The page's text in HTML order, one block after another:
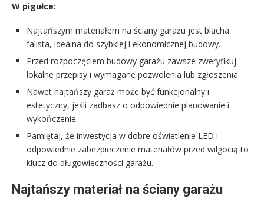
W pigułce:
Najtańszym materiałem na ściany garażu jest blacha
falista, idealna do szybkiej i ekonomicznej budowy.
Przed rozpoczęciem budowy garażu zawsze zweryfikuj
lokalne przepisy i wymagane pozwolenia lub zgłoszenia.
Nawet najtańszy garaż może być funkcjonalny i
estetyczny, jeśli zadbasz o odpowiednie planowanie i
wykończenie.
Pamiętaj, że inwestycja w dobre oświetlenie LED i
odpowiednie zabezpieczenie materiałów przed wilgocią to
klucz do długowieczności garażu.
Najtańszy materiał na ściany garażu